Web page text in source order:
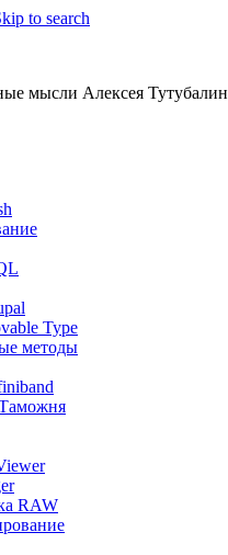
to search
мысли Алексея
Type
методы
RAW